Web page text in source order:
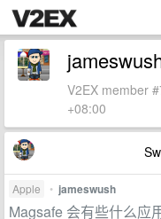
V2EX member
+08:00
Apple • jameswush
Magsafe 会有些什么应